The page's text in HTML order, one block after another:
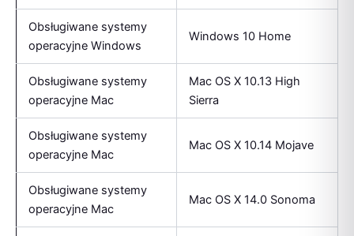
Obsługiwane systemy
operacyjne Windows
Windows 10 Home
Obsługiwane systemy
operacyjne Mac
Mac OS X 10.13 High
Sierra
Obsługiwane systemy
operacyjne Mac
Mac OS X 10.14 Mojave
Obsługiwane systemy
operacyjne Mac
Mac OS X 14.0 Sonoma